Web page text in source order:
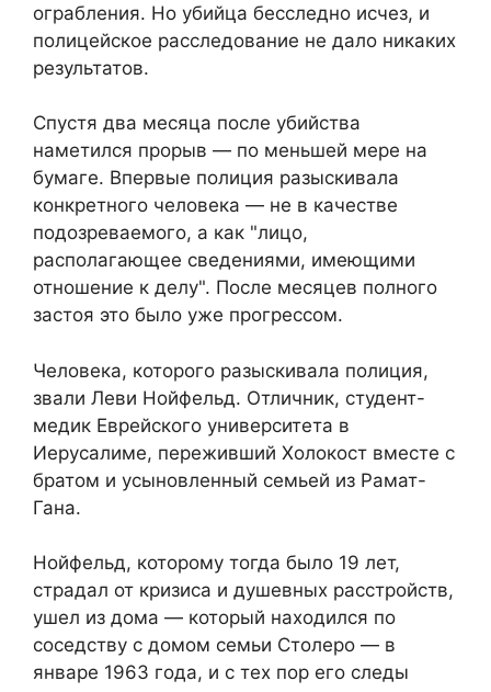
ограбления. Но убийца бесследно исчез, и
полицейское расследование не дало никаких
результатов.
Спустя два месяца после убийства
наметился прорыв — по меньшей мере на
бумаге. Впервые полиция разыскивала
конкретного человека — не в качестве
подозреваемого, а как "лицо,
располагающее сведениями, имеющими
отношение к делу". После месяцев полного
застоя это было уже прогрессом.
Человека, которого разыскивала полиция,
звали Леви Нойфельд. Отличник, студент-
медик Еврейского университета в
Иерусалиме, переживший Холокост вместе с
братом и усыновленный семьей из Рамат-
Гана.
Нойфельд, которому тогда было 19 лет,
страдал от кризиса и душевных расстройств,
ушел из дома — который находился по
соседству с домом семьи Столеро — в
январе 1963 года, и с тех пор его следы